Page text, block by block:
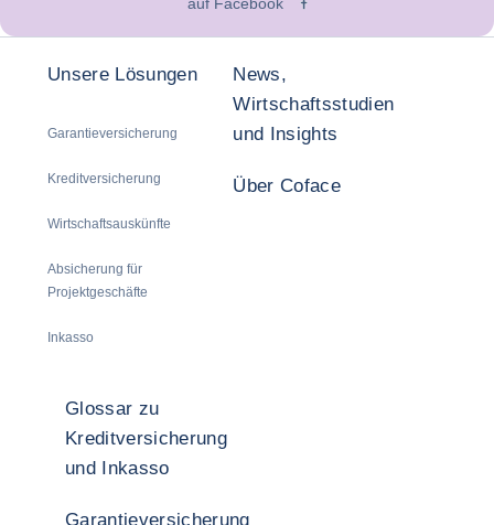
Unsere Lösungen
Garantieversicherung
Kreditversicherung
Wirtschaftsauskünfte
Absicherung für
Projektgeschäfte
Inkasso
News,
Wirtschaftsstudien
und Insights
Über Coface
Glossar zu
Kreditversicherung
und Inkasso
Garantieversicherung